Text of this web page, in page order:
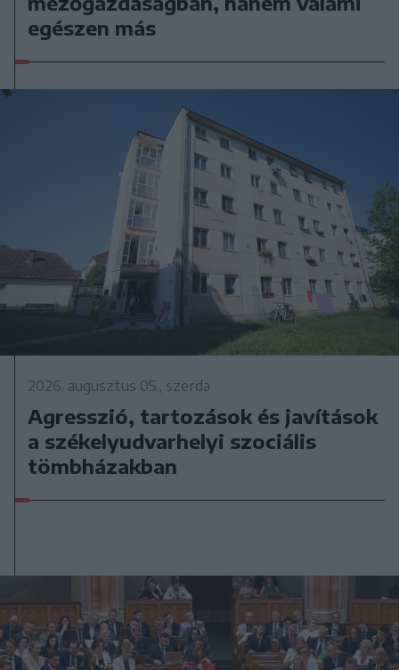
egészen más
2026. augusztus 05., szerda
Agresszió, tartozások és javítások
a székelyudvarhelyi szociális
tömbházakban